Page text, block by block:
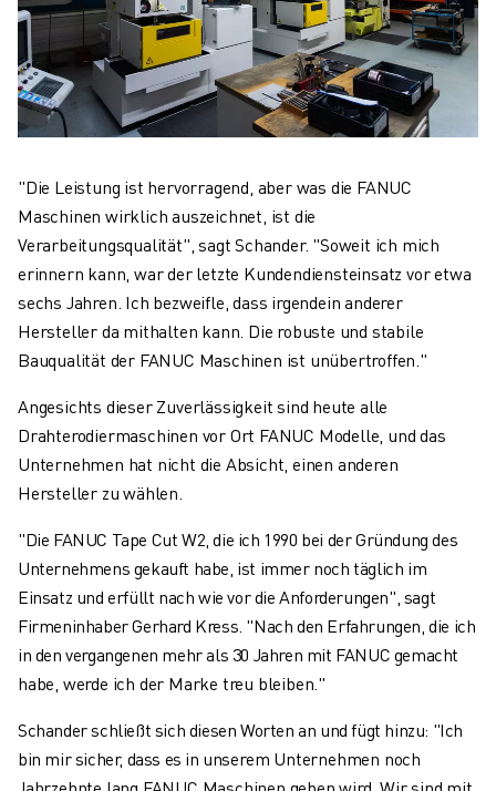
"Die Leistung ist hervorragend, aber was die FANUC
Maschinen wirklich auszeichnet, ist die
Verarbeitungsqualität", sagt Schander. "Soweit ich mich
erinnern kann, war der letzte Kundendiensteinsatz vor etwa
sechs Jahren. Ich bezweifle, dass irgendein anderer
Hersteller da mithalten kann. Die robuste und stabile
Bauqualität der FANUC Maschinen ist unübertroffen."
Angesichts dieser Zuverlässigkeit sind heute alle
Drahterodiermaschinen vor Ort FANUC Modelle, und das
Unternehmen hat nicht die Absicht, einen anderen
Hersteller zu wählen.
"Die FANUC Tape Cut W2, die ich 1990 bei der Gründung des
Unternehmens gekauft habe, ist immer noch täglich im
Einsatz und erfüllt nach wie vor die Anforderungen", sagt
Firmeninhaber Gerhard Kress. "Nach den Erfahrungen, die ich
in den vergangenen mehr als 30 Jahren mit FANUC gemacht
habe, werde ich der Marke treu bleiben."
Schander schließt sich diesen Worten an und fügt hinzu: "Ich
bin mir sicher, dass es in unserem Unternehmen noch